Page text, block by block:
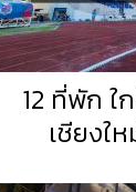
12 ที่พัก ใ
เชียงใ